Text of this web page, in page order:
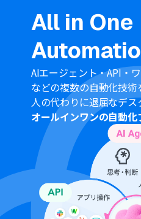
All in One
AIエージェント・API・
などの複数の自動化技術
人の代わりに退屈なデ
オールインワンの自動